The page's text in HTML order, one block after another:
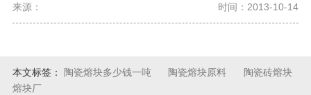
来源： 时间：2013-10-14
本文标签： 陶瓷熔块多少钱一吨 陶瓷熔块原料
陶瓷砖熔块
熔块厂